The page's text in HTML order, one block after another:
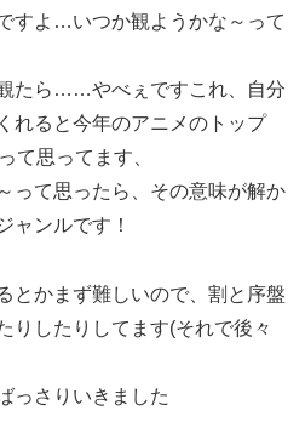
すよ…いつか観ようかな～って
たら……やべぇですこれ、自分
れると今年のアニメのトップ
て思ってます、
って思ったら、その意味が解か
ャンルです！
とかまず難しいので、割と序盤
りしたりしてます(それで後々
っさりいきました